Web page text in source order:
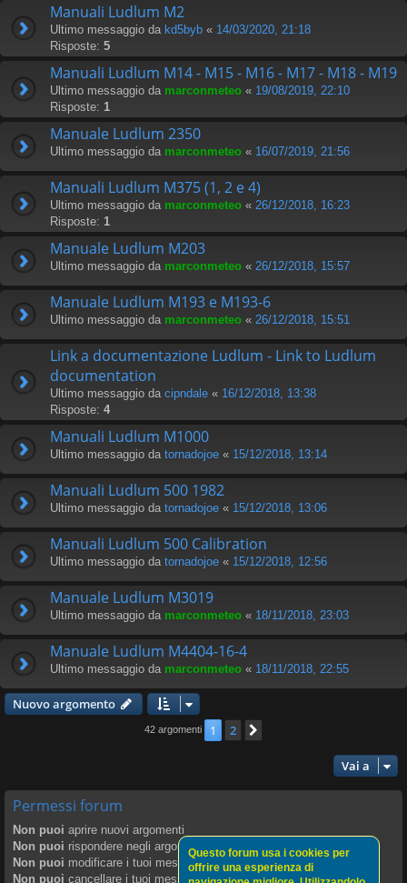
Manuali Ludlum M2
Ultimo messaggio da kd5byb « 14/03/2020, 21:18
Risposte: 5
Manuali Ludlum M14 - M15 - M16 - M17 - M18 - M19
Ultimo messaggio da marconmeteo « 19/08/2019, 22:10
Risposte: 1
Manuale Ludlum 2350
Ultimo messaggio da marconmeteo « 16/07/2019, 21:56
Manuali Ludlum M375 (1, 2 e 4)
Ultimo messaggio da marconmeteo « 26/12/2018, 16:23
Risposte: 1
Manuale Ludlum M203
Ultimo messaggio da marconmeteo « 26/12/2018, 15:57
Manuale Ludlum M193 e M193-6
Ultimo messaggio da marconmeteo « 26/12/2018, 15:51
Link a documentazione Ludlum - Link to Ludlum
documentation
Ultimo messaggio da cipndale « 16/12/2018, 13:38
Risposte: 4
Manuali Ludlum M1000
Ultimo messaggio da tornadojoe « 15/12/2018, 13:14
Manuali Ludlum 500 1982
Ultimo messaggio da tornadojoe « 15/12/2018, 13:06
Manuali Ludlum 500 Calibration
Ultimo messaggio da tornadojoe « 15/12/2018, 12:56
Manuale Ludlum M3019
Ultimo messaggio da marconmeteo « 18/11/2018, 23:03
Manuale Ludlum M4404-16-4
Ultimo messaggio da marconmeteo « 18/11/2018, 22:55
Nuovo argomento
42 argomenti 1 2
Vai a
Permessi forum
Non puoi aprire nuovi argomenti
Non puoi rispondere negli argomenti
Non puoi modificare i tuoi messaggi
Non puoi cancellare i tuoi messaggi
Questo forum usa i cookies per
offrire una esperienza di